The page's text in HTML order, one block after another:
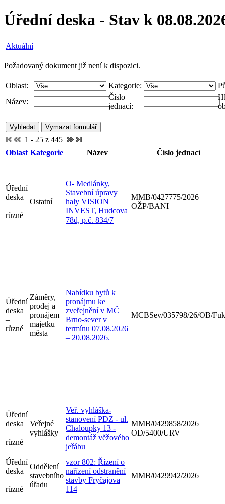
Úřední deska - Stav k
Aktuální
Požadovaný dokument již není k dispozici.
Oblast: Kategorie:
Název:
Číslo
jednací:
1 - 25 z 445
Oblast Kategorie Název Číslo jednací
Úřední
deska
–
různé
Ostatní
O- Medlánky,
Stavební úpravy
haly VISION
INVEST, Hudcova
78d, p.č. 834/7
MMB/0427775/2026
OŽP/BANI
Úřední
deska
–
různé
Záměry,
prodej a
pronájem
majetku
města
Nabídku bytů k
pronájmu ke
zveřejnění v MČ
Brno-sever v
termínu 07.08.2026
– 20.08.2026.
MCBSev/035798/26/OB/Fuk
Úřední
deska
–
různé
Veřejné
vyhlášky
Veř. vyhláška-
stanovení PDZ - ul.
Chaloupky 13 -
demontáž věžového
jeřábu
MMB/0429858/2026
OD/5400/URV
Úřední
deska
–
různé
Oddělení
stavebního
úřadu
vzor 802: Řízení o
nařízení odstranění
stavby Fryčajova
114
MMB/0429942/2026